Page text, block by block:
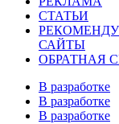
СТАТЬИ
САЙТЫ
ОБРАТНАЯ
В разработке
В разработке
В разработке